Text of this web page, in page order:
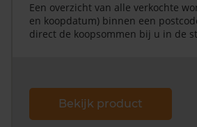
Een overzicht van alle verkochte
en koopdatum) binnen een
direct de koopsommen bij u in de
Bekijk product